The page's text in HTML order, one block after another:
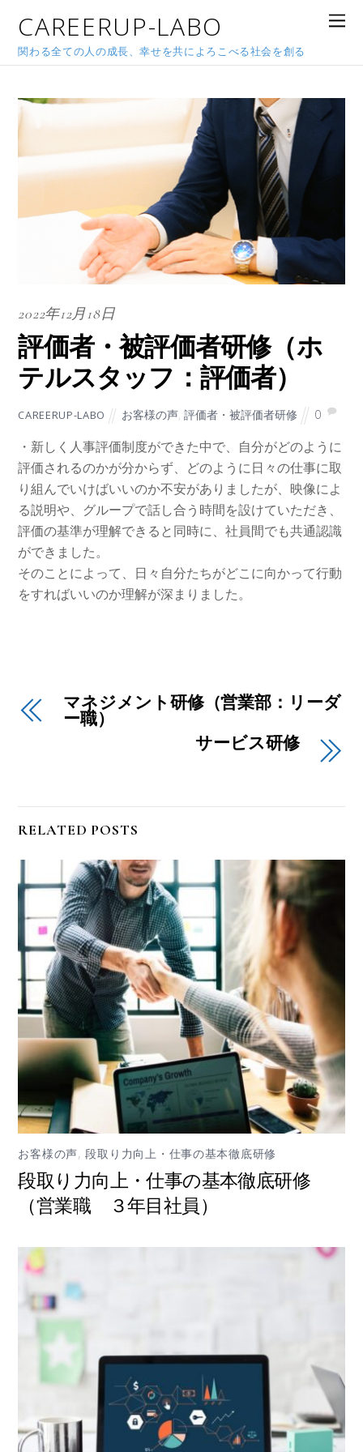
CAREERUP-LABO
関わる全ての人の成長、幸せを共によろこべる社会を創る
2022年12月18日
評価者・被評価者研修（ホ
テルスタッフ：評価者）
CAREERUP-LABO お客様の声, 評価者・被評価者研修 0
・新しく人事評価制度ができた中で、自分がどのように
評価されるのかが分からず、どのように日々の仕事に取
り組んでいけばいいのか不安がありましたが、映像によ
る説明や、グループで話し合う時間を設けていただき、
評価の基準が理解できると同時に、社員間でも共通認識
ができました。
そのことによって、日々自分たちがどこに向かって行動
をすればいいのか理解が深まりました。
マネジメント研修（営業部：リーダ
ー職）
サービス研修
RELATED POSTS
お客様の声,段取り力向上・仕事の基本徹底研修
段取り力向上・仕事の基本徹底研修
（営業職 ３年目社員）